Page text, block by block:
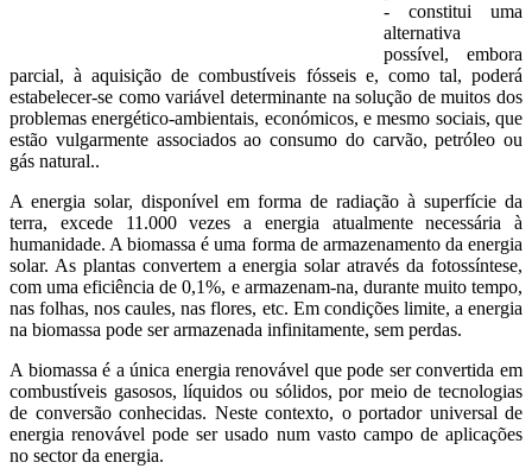
- constitui uma
alternativa
possível, embora
parcial, à aquisição de combustíveis fósseis e, como tal, poderá
estabelecer-se como variável determinante na solução de muitos dos
problemas energético-ambientais, económicos, e mesmo sociais, que
estão vulgarmente associados ao consumo do carvão, petróleo ou
gás natural..
A energia solar, disponível em forma de radiação à superfície da
terra, excede 11.000 vezes a energia atualmente necessária à
humanidade. A biomassa é uma forma de armazenamento da energia
solar. As plantas convertem a energia solar através da fotossíntese,
com uma eficiência de 0,1%, e armazenam-na, durante muito tempo,
nas folhas, nos caules, nas flores, etc. Em condições limite, a energia
na biomassa pode ser armazenada infinitamente, sem perdas.
A biomassa é a única energia renovável que pode ser convertida em
combustíveis gasosos, líquidos ou sólidos, por meio de tecnologias
de conversão conhecidas. Neste contexto, o portador universal de
energia renovável pode ser usado num vasto campo de aplicações
no sector da energia.